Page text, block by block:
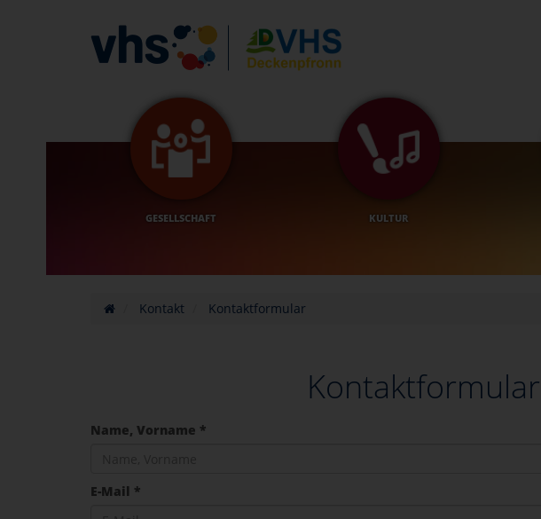
GESELLSCHAFT KULTUR
Kontakt Kontaktformular
Kontaktformular
Name, Vorname *
E-Mail *